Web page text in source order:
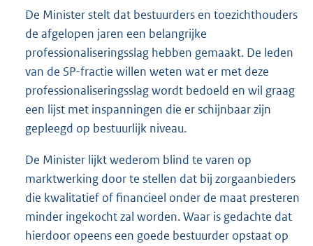
De Minister stelt dat bestuurders en toezichthouders
de afgelopen jaren een belangrijke
professionaliseringsslag hebben gemaakt. De leden
van de SP-fractie willen weten wat er met deze
professionaliseringsslag wordt bedoeld en wil graag
een lijst met inspanningen die er schijnbaar zijn
gepleegd op bestuurlijk niveau.
De Minister lijkt wederom blind te varen op
marktwerking door te stellen dat bij zorgaanbieders
die kwalitatief of financieel onder de maat presteren
minder ingekocht zal worden. Waar is gedachte dat
hierdoor opeens een goede bestuurder opstaat op